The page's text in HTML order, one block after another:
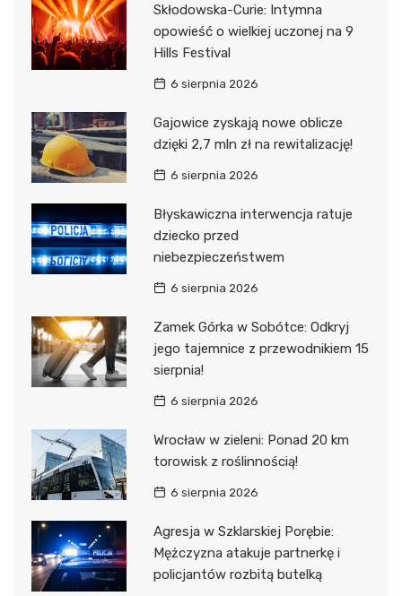
Skłodowska-Curie: Intymna
opowieść o wielkiej uczonej na 9
Hills Festival
6 sierpnia 2026
Gajowice zyskają nowe oblicze
dzięki 2,7 mln zł na rewitalizację!
6 sierpnia 2026
Błyskawiczna interwencja ratuje
dziecko przed
niebezpieczeństwem
6 sierpnia 2026
Zamek Górka w Sobótce: Odkryj
jego tajemnice z przewodnikiem 15
sierpnia!
6 sierpnia 2026
Wrocław w zieleni: Ponad 20 km
torowisk z roślinnością!
6 sierpnia 2026
Agresja w Szklarskiej Porębie:
Mężczyzna atakuje partnerkę i
policjantów rozbitą butelką